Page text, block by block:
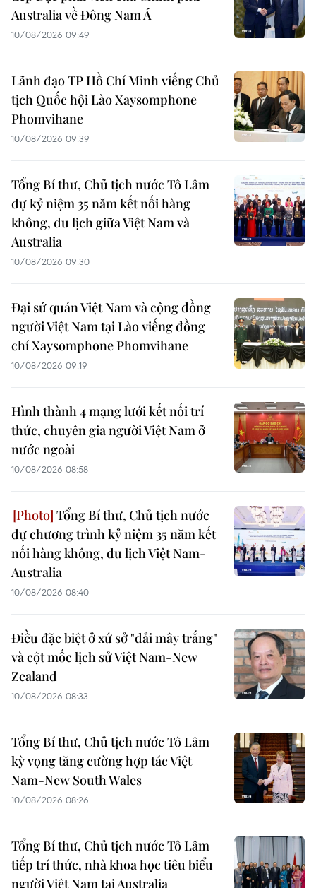
Australia về Đông Nam Á
10/08/2026 09:49
Lãnh đạo TP Hồ Chí Minh viếng Chủ
tịch Quốc hội Lào Xaysomphone
Phomvihane
10/08/2026 09:39
Tổng Bí thư, Chủ tịch nước Tô Lâm
dự kỷ niệm 35 năm kết nối hàng
không, du lịch giữa Việt Nam và
Australia
10/08/2026 09:30
Đại sứ quán Việt Nam và cộng đồng
người Việt Nam tại Lào viếng đồng
chí Xaysomphone Phomvihane
10/08/2026 09:19
Hình thành 4 mạng lưới kết nối trí
thức, chuyên gia người Việt Nam ở
nước ngoài
10/08/2026 08:58
Tổng Bí thư, Chủ tịch nước
dự chương trình kỷ niệm 35 năm kết
nối hàng không, du lịch Việt Nam-
Australia
10/08/2026 08:40
Điều đặc biệt ở xứ sở "dải mây trắng"
và cột mốc lịch sử Việt Nam-New
Zealand
10/08/2026 08:33
Tổng Bí thư, Chủ tịch nước Tô Lâm
kỳ vọng tăng cường hợp tác Việt
Nam-New South Wales
10/08/2026 08:26
Tổng Bí thư, Chủ tịch nước Tô Lâm
tiếp trí thức, nhà khoa học tiêu biểu
người Việt Nam tại Australia